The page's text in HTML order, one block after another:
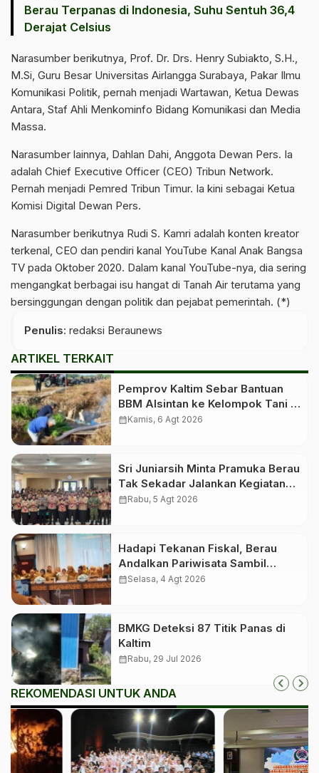
Berau Terpanas di Indonesia, Suhu Sentuh 36,4
Derajat Celsius
Narasumber berikutnya, Prof. Dr. Drs. Henry Subiakto, S.H.,
M.Si, Guru Besar Universitas Airlangga Surabaya, Pakar Ilmu
Komunikasi Politik, pernah menjadi Wartawan, Ketua Dewas
Antara, Staf Ahli Menkominfo Bidang Komunikasi dan Media
Massa.
Narasumber lainnya, Dahlan Dahi, Anggota Dewan Pers. Ia
adalah Chief Executive Officer (CEO) Tribun Network.
Pernah menjadi Pemred Tribun Timur. Ia kini sebagai Ketua
Komisi Digital Dewan Pers.
Narasumber berikutnya Rudi S. Kamri adalah konten kreator
terkenal, CEO dan pendiri kanal YouTube Kanal Anak Bangsa
TV pada Oktober 2020. Dalam kanal YouTube-nya, dia sering
mengangkat berbagai isu hangat di Tanah Air terutama yang
bersinggungan dengan politik dan pejabat pemerintah. (*)
Penulis: redaksi Beraunews
ARTIKEL TERKAIT
Pemprov Kaltim Sebar Bantuan
BBM Alsintan ke Kelompok Tani di
10 Kabupaten dan Kota
calendar_monthKamis, 6 Agt 2026
Sri Juniarsih Minta Pramuka Berau
Tak Sekadar Jalankan Kegiatan
Seremonial
calendar_monthRabu, 5 Agt 2026
Hadapi Tekanan Fiskal, Berau
Andalkan Pariwisata Sambil
Menanti Dana Transfer Pusat
calendar_monthSelasa, 4 Agt 2026
BMKG Deteksi 87 Titik Panas di
Kaltim
calendar_monthRabu, 29 Jul 2026
REKOMENDASI UNTUK ANDA